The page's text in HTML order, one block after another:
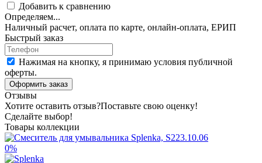
Добавить к сравнению
Определяем...
Наличный расчет, оплата по карте, онлайн-оплата, ЕРИП
Быстрый заказ
Нажимая на кнопку, я принимаю условия публичной
оферты.
Оформить заказ
Отзывы
Хотите оставить отзыв?Поставьте свою оценку!
Сделайте выбор!
Товары коллекции
0%